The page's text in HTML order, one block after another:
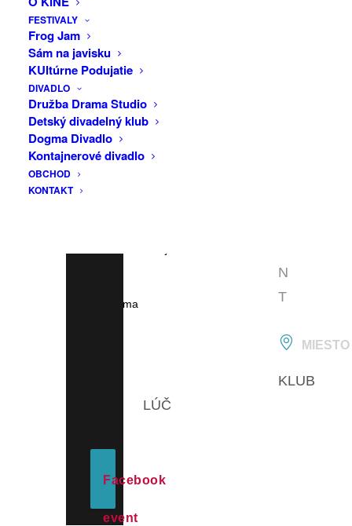
FESTIVALY
Frog Jam
Sám na javisku
KUltúrne Podujatie
DIVADLO
Družba Drama Studio
Detský divadelný klub
Dogma Divadlo
Kontajnerové divadlo
OBCHOD
KONTAKT
centra tejto úžasnej udalosti, ale aj do
starodávnych, posvätných kultúr.
Pred projekciou vás čaká inšpiratívny
rozhovor. Slovenský mím, scenárista,
režisér a organizátor kultúrnych podujatí,
a zároveň zanietený bežec Vlado
Kulíšek, bude viesť rozhovor so
slovenským ultramaratóncom Pranjalom
Milovníkom. Budete mať jedinečnú
Vstup: zdarma
N
T
MIESTO
KLUB
LÚČ
Facebook
event